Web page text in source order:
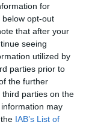
for
opt-out
that after your
seeing
utilized by
parties prior to
the further
parties on the
may
IAB’s List of